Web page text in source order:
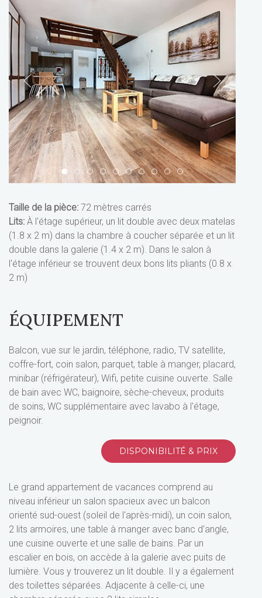
1 2 3 4 5 6 7 8 9 10
Taille de la pièce: 72 mètres carrés
Lits: À l'étage supérieur, un lit double avec deux matelas
(1.8 x 2 m) dans la chambre à coucher séparée et un lit
double dans la galerie (1.4 x 2 m). Dans le salon à
l'étage inférieur se trouvent deux bons lits pliants (0.8 x
2 m)
ÉQUIPEMENT
Balcon, vue sur le jardin, téléphone, radio, TV satellite,
coffre-fort, coin salon, parquet, table à manger, placard,
minibar (réfrigérateur), Wifi, petite cuisine ouverte. Salle
de bain avec WC, baignoire, sèche-cheveux, produits
de soins, WC supplémentaire avec lavabo à l'étage,
peignoir.
DISPONIBILITÉ & PRIX
Le grand appartement de vacances comprend au
niveau inférieur un salon spacieux avec un balcon
orienté sud-ouest (soleil de l'après-midi), un coin salon,
2 lits armoires, une table à manger avec banc d'angle,
une cuisine ouverte et une salle de bains. Par un
escalier en bois, on accède à la galerie avec puits de
lumière. Vous y trouverez un lit double. Il y a également
des toilettes séparées. Adjacente à celle-ci, une